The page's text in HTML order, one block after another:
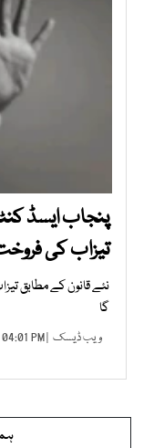
پنجاب ایسڈ
تیزاب کی
نئے قانون کے مطابق
گا
ویب ڈیسک | APR 15, 2025 04:01 PM |